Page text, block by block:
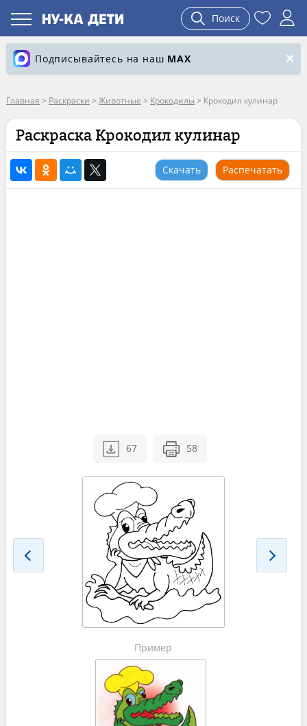
Поиск
Подписывайтесь на наш MAX
Главная > Раскраски > Животные > Крокодилы > Крокодил кулинар
Раскраска Крокодил кулинар
Скачать Распечатать
67 58
Пример